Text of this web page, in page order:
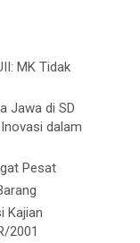
MK Tidak
Jawa di SD
dalam
Pesat
Kajian
2001